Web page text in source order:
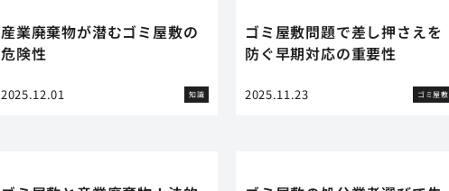
産業廃棄物が潜むゴミ屋敷の
危険性
2025.12.01 知識
ゴミ屋敷問題で差し押さえを
防ぐ早期対応の重要性
2025.11.23 ゴミ屋敷